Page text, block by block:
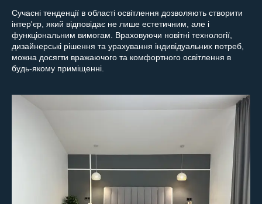
Сучасні тенденції в області освітлення дозволяють створити
інтер'єр, який відповідає не лише естетичним, але і
функціональним вимогам. Враховуючи новітні технології,
дизайнерські рішення та урахування індивідуальних потреб,
можна досягти вражаючого та комфортного освітлення в
будь-якому приміщенні.